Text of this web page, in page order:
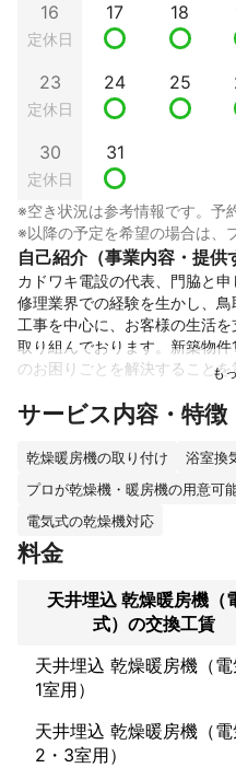
16
定休日
17 18
23
定休日
24 25
30
定休日
31
※空き状況は参考情報です。予
※以降の予定を希望の場合は、
自己紹介（事業内容・提供
カドワキ電設の代表、門脇と
修理業界での経験を生かし、
工事を中心に、お客様の生活
取り組んでおります。新築物
のお困りごとを解決することを
浴室乾燥機（浴室暖房機）の交
す。また、プロが乾燥機・暖
っており、工事から処分まで
お客様の要望を丁寧にヒアリン
とを心がけております。必要と
丁寧に提供し、お客様に安心
これまでの実績
鳥取県鳥取市で電気工事、エ
新築物件100棟、エアコン工事
いるので安心してお任せ下さい
アピールポイント
お客様のお困りごとを解決し
心がけています。/
サービス内容・特徴
乾燥暖房機の取り付け
浴室換
プロが乾燥機・暖房機の用意可
電気式の乾燥機対応
料金
天井埋込 乾燥暖房機（
式）の交換工賃
天井埋込 乾燥暖房機（
1室用）
天井埋込 乾燥暖房機（
2・3室用）